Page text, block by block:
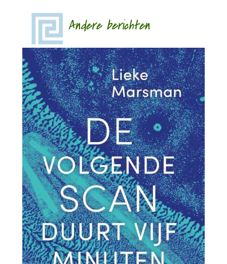
Andere berichten